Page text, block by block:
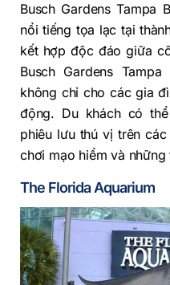
Busch Gardens
nổi tiếng tọa lạc tại
kết hợp độc đáo giữa
Busch Gardens
không chỉ cho các gia
động. Du khách có
phiêu lưu thú vị trên
chơi mạo hiểm và
The Florida Aquarium